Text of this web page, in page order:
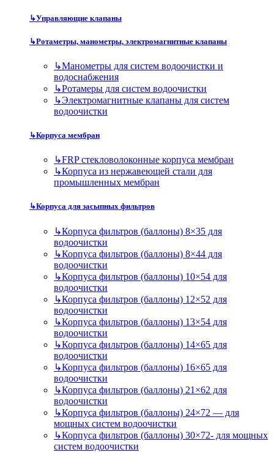
↳Управляющие клапаны
↳Ротаметры, манометры, электромагнитные клапаны
↳Манометры для систем водоочистки и
водоснабжения
↳Ротамеры для систем водоочистки
↳Электромагнитные клапаны для систем
водоочистки
↳Корпуса мембран
↳FRP стекловолоконные корпуса мембран
↳Корпуса из нержавеющей стали для
промышленных мембран
↳Корпуса для засыпных фильтров
↳Корпуса фильтров (баллоны) 8×35 для
водоочистки
↳Корпуса фильтров (баллоны) 8×44 для
водоочистки
↳Корпуса фильтров (баллоны) 10×54 для
водоочистки
↳Корпуса фильтров (баллоны) 12×52 для
водоочистки
↳Корпуса фильтров (баллоны) 13×54 для
водоочистки
↳Корпуса фильтров (баллоны) 14×65 для
водоочистки
↳Корпуса фильтров (баллоны) 16×65 для
водоочистки
↳Корпуса фильтров (баллоны) 21×62 для
водоочистки
↳Корпуса фильтров (баллоны) 24×72 — для
мощных систем водоочистки
↳Корпуса фильтров (баллоны) 30×72- для мощных
систем водоочистки